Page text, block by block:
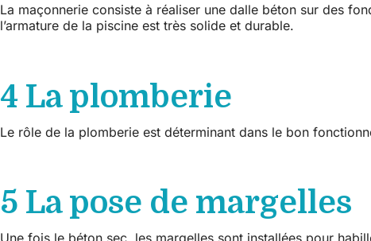
La maçonnerie consiste à réaliser une dalle béton sur des
l’armature de la piscine est très solide et durable.
4 La plomberie
Le rôle de la plomberie est déterminant dans le bon
5 La pose de margelles
Une fois le béton sec, les margelles sont installées pour